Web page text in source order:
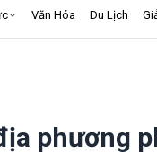
Văn Hóa Du Lịch
phương